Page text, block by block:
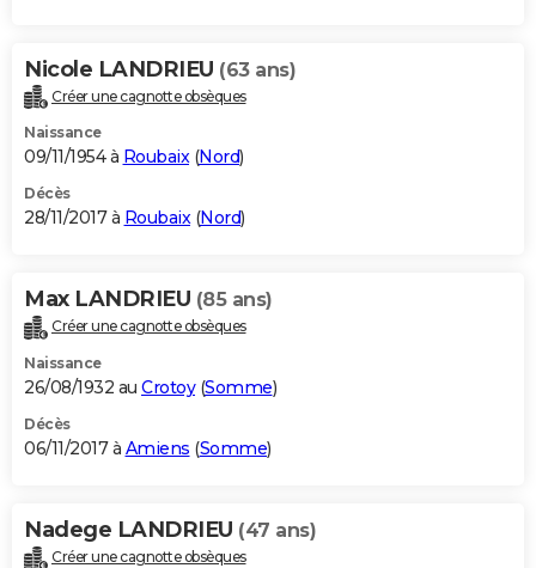
Nicole LANDRIEU (63 ans)
Créer une cagnotte obsèques
Naissance
09/11/1954 à Roubaix(Nord)
Décès
28/11/2017 à Roubaix(Nord)
Max LANDRIEU (85 ans)
Créer une cagnotte obsèques
Naissance
26/08/1932 au Crotoy(Somme)
Décès
06/11/2017 à Amiens (Somme)
Nadege LANDRIEU (47 ans)
Créer une cagnotte obsèques